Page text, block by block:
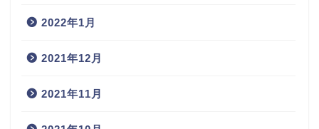
2022年1月
2021年12月
2021年11月